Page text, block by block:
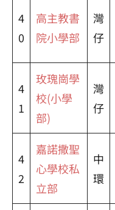
4
0
高主教書
院小學部
灣
仔
4
1
玫瑰崗學
校(小學
部)
灣
仔
4
2
嘉諾撒聖
心學校私
立部
中
環